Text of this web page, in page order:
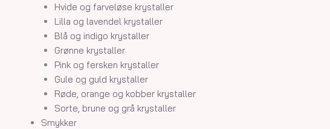
Hvide og farveløse krystaller
Lilla og lavendel krystaller
Blå og indigo krystaller
Grønne krystaller
Pink og fersken krystaller
Gule og guld krystaller
Røde, orange og kobber krystaller
Sorte, brune og grå krystaller
Smykker